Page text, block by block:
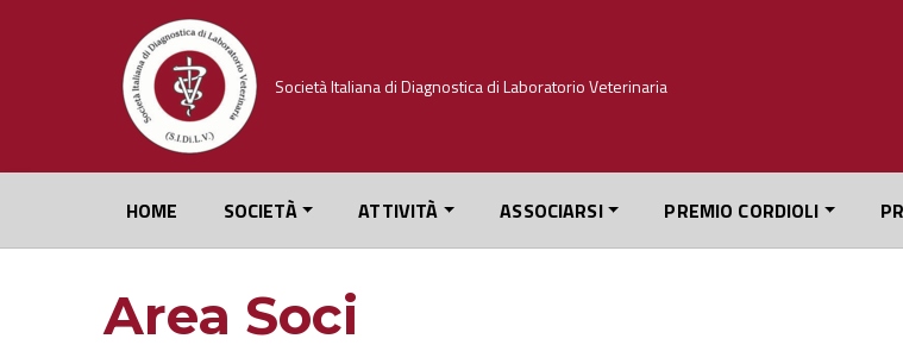
HOME SOCIETÀ ATTIVITÀ ASSOCIARSI PREMIO CORDIOLI
Area Soci